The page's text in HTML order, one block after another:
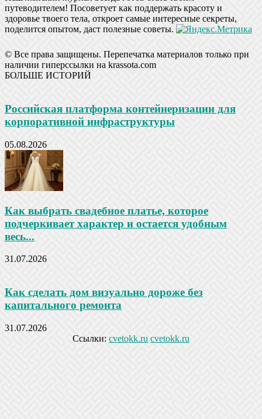
путеводителем! Посоветует как поддержать красоту и
здоровье твоего тела, откроет самые интересные секреты,
поделится опытом, даст полезные советы.
© Все права защищены. Перепечатка материалов только при
наличии гиперссылки на krassota.com
БОЛЬШЕ ИСТОРИЙ
Российская платформа контейнеризации для
корпоративной инфраструктуры
05.08.2026
Как выбрать свадебное платье, которое
подчеркивает характер и остается удобным
весь...
31.07.2026
Как сделать дом визуально дороже без
капитального ремонта
31.07.2026
Ссылки: cvetokk.ru cvetokk.ru